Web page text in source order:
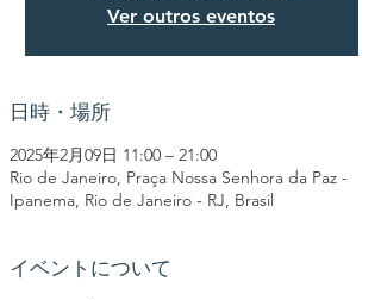
Ver outros eventos
日時・場所
2025年2月09日 11:00 – 21:00
Rio de Janeiro, Praça Nossa Senhora da Paz -
Ipanema, Rio de Janeiro - RJ, Brasil
イベントについて